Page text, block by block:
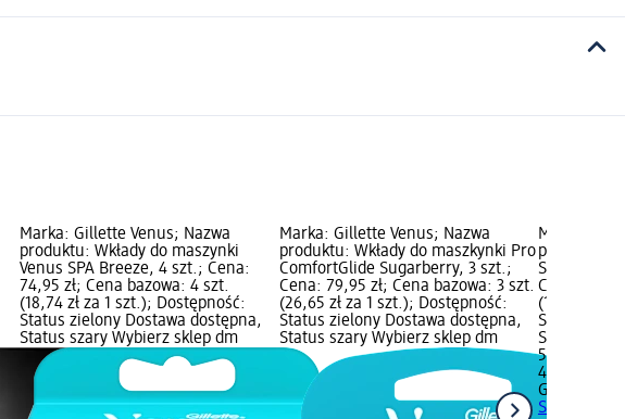
Marka: Gillette Venus; Nazwa
produktu: Wkłady do maszynki
Venus SPA Breeze, 4 szt.; Cena:
74,95 zł; Cena bazowa: 4 szt.
(18,74 zł za 1 szt.); Dostępność:
Status zielony Dostawa dostępna,
Status szary Wybierz sklep dm
Marka: Gillette Venus; Nazwa
produktu: Wkłady do maszkynki Pro
ComfortGlide Sugarberry, 3 szt.;
Cena: 79,95 zł; Cena bazowa: 3 szt.
(26,65 zł za 1 szt.); Dostępność:
Status zielony Dostawa dostępna,
Status szary Wybierz sklep dm
Marka:
produktu:
Smooth
Cena:
(14,99 zł
Status
Status
59,95 zł
4 szt.
Gillette
Smooth